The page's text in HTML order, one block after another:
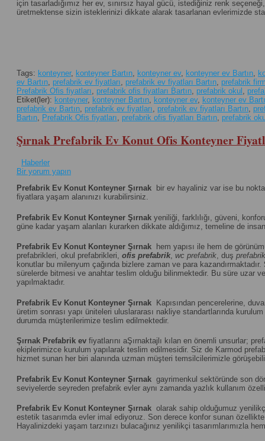
için tasarladığımız her ev, sınırsız hayal gücü, istediğiniz renk
üretmektense sizin isteklerinizi dikkate alarak tasarlanan evlerimizde
Tags: konteyner, konteyner Bartın, konteyner ev, konteyner ev Bartın,
ev Bartın, prefabrik ev fiyatları, prefabrik ev fiyatları Bartın, prefabrik
Prefabrik Ofis fiyatları, prefabrik ofis fiyatları Bartın, prefabrik okul ,
Etiket(ler): konteyner, konteyner Bartın, konteyner ev, konteyner ev
prefabrik ev Bartın, prefabrik ev fiyatları, prefabrik ev fiyatları Bartın,
Bartın, Prefabrik Ofis fiyatları, prefabrik ofis fiyatları Bartın, prefabrik
Şırnak Prefabrik Ev Konut Ofis Konteyner
Haberler
Bir yorum yapın
Prefabrik Ev Konut Konteyner Şırnak bir ev hayaliniz var ise bu
fiyatlara yaşam alanınızı kurabilirsiniz.
Prefabrik Ev Konut Konteyner Şırnak yeniliği, farklılığı, güveni,
güne kadar yaşam alanları kurarken dikkate aldığımız, temeline de
Prefabrik Ev Konut Konteyner Şırnak hem yapısı ile hem de
prefabrikleri, okul prefabrikleri, ofis prefabrik, wc prefabrik, duş prefabrik
konutlar bu milenyum çağında bizlere zaman ve para kazandırmaktadır.
sürelerde bitmesi ve anahtar teslim olduğu bilinmektedir. Bu süre uzar
yapılmaktadır.
Prefabrik Ev Konut Konteyner Şırnak Kapısından pencerelerine,
üretim sonrası yapı üniteleri uluslararası nakliye standartlarında
durumda müşterilerimize teslim edilmektedir.
Şırnak Prefabrik ev fiyatlarını aŞırnaktajlı kılan en önemli unsurlar;
ekiplerimizce kurulum yapılarak teslim edilmesidir. Siz de Karmod
hizmet sunan her biri alanında uzman müşteri temsilcilerimizle
Prefabrik Ev Konut Konteyner Şırnak gayrimenkul sektöründe son
seviyelerde seyreden prefabrik evler aynı zamanda yazlık kullanım
Prefabrik Ev Konut Konteyner Şırnak olarak sahip olduğumuz
estetik tasarımda evler imal ediyoruz. Son derece konfor sunan
Hayalinizdeki yaşam tarzınızı bulacağınız yenilikçi tasarımlarımızla